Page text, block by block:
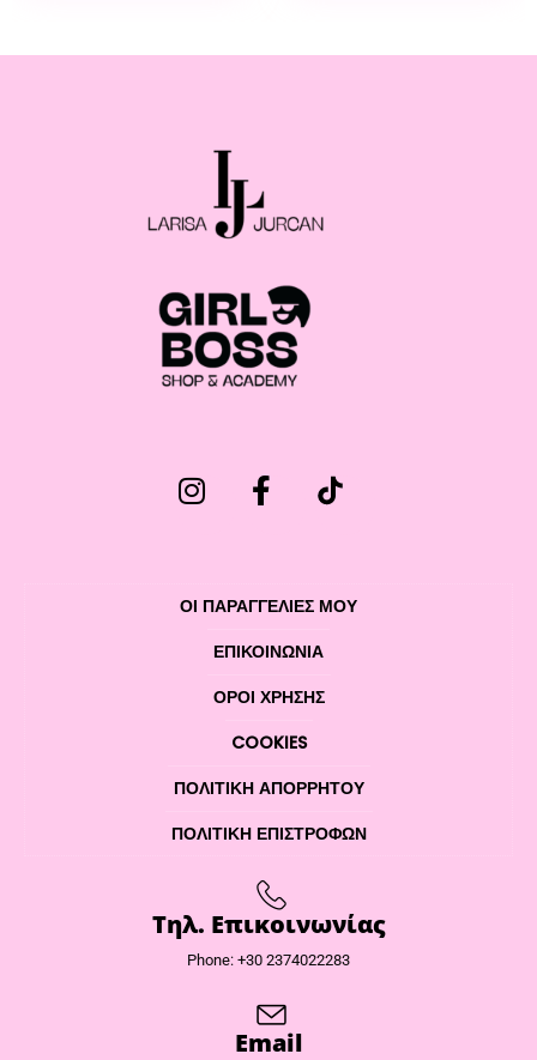
ΟΙ ΠΑΡΑΓΓΕΛΙΕΣ ΜΟΥ
ΕΠΙΚΟΙΝΩΝΊΑ
ΌΡΟΙ ΧΡΉΣΗΣ
COOKIES
ΠΟΛΙΤΙΚΉ ΑΠΟΡΡΉΤΟΥ
ΠΟΛΙΤΙΚΉ ΕΠΙΣΤΡΟΦΏΝ
Τηλ. Επικοινωνίας
Phone: +30 2374022283
Email